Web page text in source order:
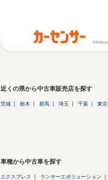
近くの県から中古車販売店を探す
茨城 栃木 群馬 埼玉 千葉 東京
車種から中古車を探す
エクスプレス ランサーエボリューション